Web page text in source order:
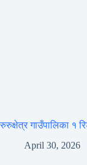
रुरुक्षेत्र गाउँपालिका १
April 30, 2026